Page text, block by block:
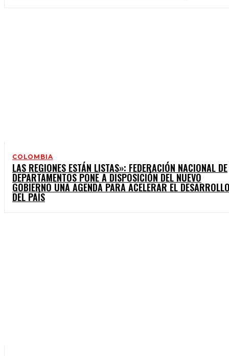
COLOMBIA
LAS REGIONES ESTÁN LISTAS»: FEDERACIÓN NACIONAL DE
DEPARTAMENTOS PONE A DISPOSICIÓN DEL NUEVO
GOBIERNO UNA AGENDA PARA ACELERAR EL
DEL PAÍS